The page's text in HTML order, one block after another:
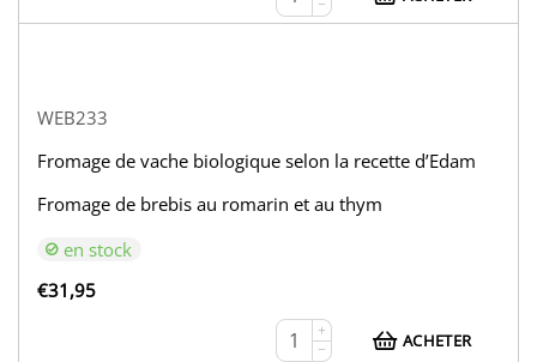
−
WEB233
Fromage de vache biologique selon la recette d’Edam
Fromage de brebis au romarin et au thym
en stock
€31,95
+
−
ACHETER